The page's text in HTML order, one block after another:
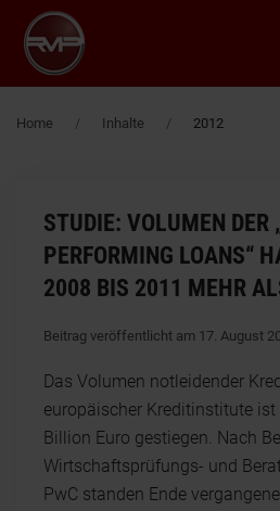
Zum Hauptinhalt springen
Home Inhalte 2012
STUDIE: VOLUMEN DER
PERFORMING LOANS“
2008 BIS 2011 MEHR
Beitrag veröffentlicht am 17. August
Das Volumen notleidender
europäischer Kreditinstitute
Billion Euro gestiegen. Nach
Wirtschaftsprüfungs- und
PwC standen Ende